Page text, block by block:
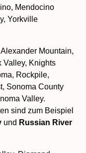
Mendocino
Yorkville
Mountain,
Valley, Knights
Rockpile,
Sonoma County
Valley.
sind zum Beispiel
und Russian River